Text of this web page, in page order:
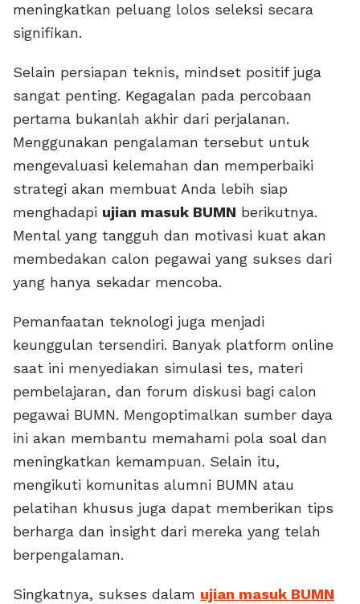
meningkatkan peluang lolos seleksi secara
signifikan.
Selain persiapan teknis, mindset positif juga
sangat penting. Kegagalan pada percobaan
pertama bukanlah akhir dari perjalanan.
Menggunakan pengalaman tersebut untuk
mengevaluasi kelemahan dan memperbaiki
strategi akan membuat Anda lebih siap
menghadapi ujian masuk BUMN berikutnya.
Mental yang tangguh dan motivasi kuat akan
membedakan calon pegawai yang sukses dari
yang hanya sekadar mencoba.
Pemanfaatan teknologi juga menjadi
keunggulan tersendiri. Banyak platform online
saat ini menyediakan simulasi tes, materi
pembelajaran, dan forum diskusi bagi calon
pegawai BUMN. Mengoptimalkan sumber daya
ini akan membantu memahami pola soal dan
meningkatkan kemampuan. Selain itu,
mengikuti komunitas alumni BUMN atau
pelatihan khusus juga dapat memberikan tips
berharga dan insight dari mereka yang telah
berpengalaman.
Singkatnya, sukses dalam ujian masuk BUMN